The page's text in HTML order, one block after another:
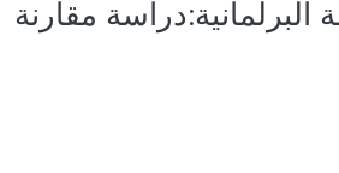
البرلمانية:دراسة مقارنة